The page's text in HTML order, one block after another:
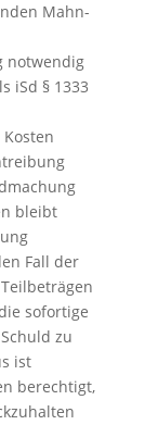
Mahn-
notwendig
iSd § 1333
bleibt
Fall der
sofortige
zu
ist
berechtigt,